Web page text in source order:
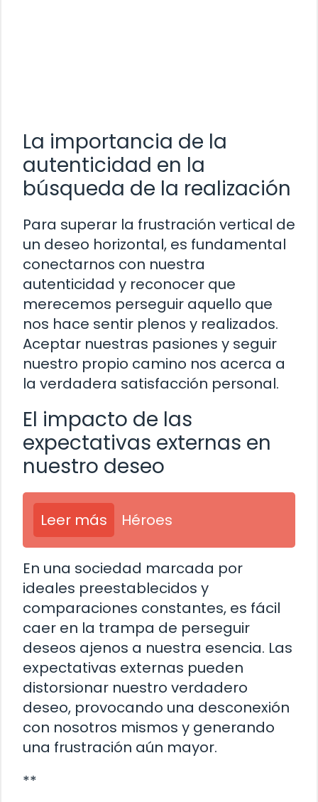
La importancia de la
autenticidad en la
búsqueda de la realización
Para superar la frustración vertical de
un deseo horizontal, es fundamental
conectarnos con nuestra
autenticidad y reconocer que
merecemos perseguir aquello que
nos hace sentir plenos y realizados.
Aceptar nuestras pasiones y seguir
nuestro propio camino nos acerca a
la verdadera satisfacción personal.
El impacto de las
expectativas externas en
nuestro deseo
Leer más Héroes
En una sociedad marcada por
ideales preestablecidos y
comparaciones constantes, es fácil
caer en la trampa de perseguir
deseos ajenos a nuestra esencia. Las
expectativas externas pueden
distorsionar nuestro verdadero
deseo, provocando una desconexión
con nosotros mismos y generando
una frustración aún mayor.
**